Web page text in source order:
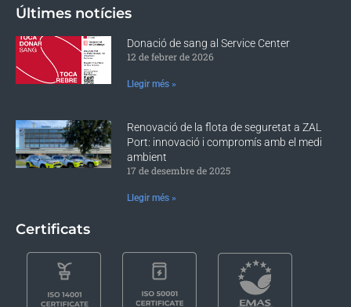
Últimes notícies
Donació de sang al Service Center
12 de febrer de 2026
Llegir més »
Renovació de la flota de seguretat a ZAL
Port: innovació i compromís amb el medi
ambient
17 de desembre de 2025
Llegir més »
Certificats